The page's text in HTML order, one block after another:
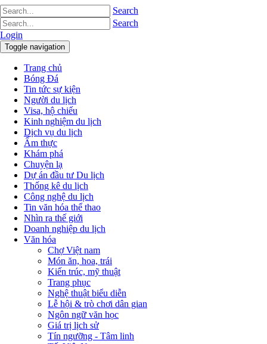
Search
Search
Login
Toggle navigation
Trang chủ
Bóng Đá
Tin tức sự kiện
Người du lịch
Visa, hộ chiếu
Kinh nghiệm du lịch
Dịch vụ du lịch
Ẩm thực
Khám phá
Chuyện lạ
Dự án đầu tư Du lịch
Thống kê du lịch
Công nghệ du lịch
Tin văn hóa thể thao
Nhìn ra thế giới
Doanh nghiệp du lịch
Văn hóa
Chợ Việt nam
Món ăn, hoa, trái
Kiến trúc, mỹ thuật
Trang phục
Nghệ thuật biểu diễn
Lễ hội & trò chơi dân gian
Ngôn ngữ văn học
Giá trị lịch sử
Tín ngưỡng - Tâm linh